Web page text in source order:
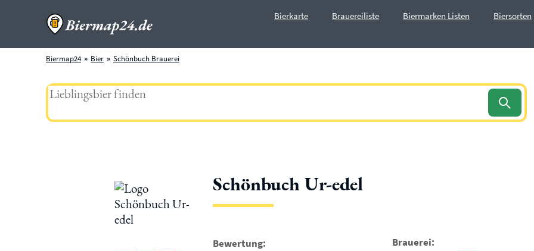
Bierkarte Brauereiliste Biermarken Listen Biersorten
Biermap24 Bier Schönbuch Brauerei
Schönbuch Ur-edel
Bewertung: Brauerei: